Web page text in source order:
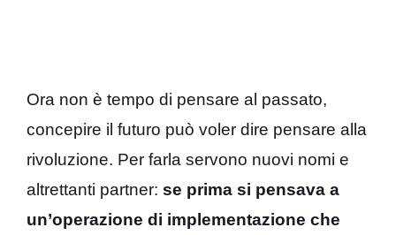
Ora non è tempo di pensare al passato,
concepire il futuro può voler dire pensare alla
rivoluzione. Per farla servono nuovi nomi e
altrettanti partner: se prima si pensava a
un’operazione di implementazione che